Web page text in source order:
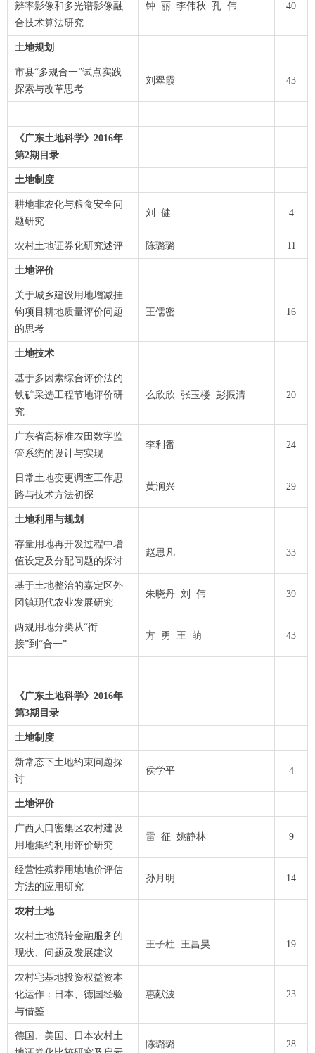
辨率影像和多光谱影像融
合技术算法研究
钟 丽 李伟秋 孔 伟 40
土地规划
市县“多规合一”试点实践
探索与改革思考
刘翠霞 43
《广东土地科学》2016年
第2期目录
土地制度
耕地非农化与粮食安全问
题研究
刘 健 4
农村土地证券化研究述评 陈璐璐 11
土地评价
关于城乡建设用地增减挂
钩项目耕地质量评价问题
的思考
王儒密 16
土地技术
基于多因素综合评价法的
铁矿采选工程节地评价研
究
么欣欣 张玉楼 彭振清 20
广东省高标准农田数字监
管系统的设计与实现
李利番 24
日常土地变更调查工作思
路与技术方法初探
黄润兴 29
土地利用与规划
存量用地再开发过程中增
值设定及分配问题的探讨
赵思凡 33
基于土地整治的嘉定区外
冈镇现代农业发展研究
朱晓丹 刘 伟 39
两规用地分类从“衔
接”到“合一”
方 勇 王 萌 43
《广东土地科学》2016年
第3期目录
土地制度
新常态下土地约束问题探
讨
侯学平 4
土地评价
广西人口密集区农村建设
用地集约利用评价研究
雷 征 姚静林 9
经营性殡葬用地地价评估
方法的应用研究
孙月明 14
农村土地
农村土地流转金融服务的
现状、问题及发展建议
王子柱 王昌昊 19
农村宅基地投资权益资本
化运作：日本、德国经验
与借鉴
惠献波 23
德国、美国、日本农村土
陈璐璐 28